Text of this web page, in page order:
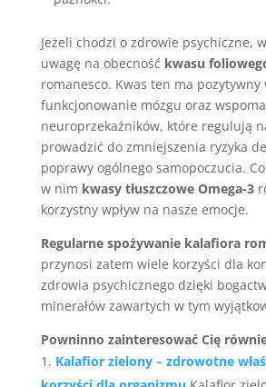
Jeżeli chodzi o zdrowie psychiczne,
uwagę na obecność kwasu
romanesco. Kwas ten ma pozytywny
funkcjonowanie mózgu oraz
neuroprzekaźników, które regulują
prowadzić do zmniejszenia ryzyka
poprawy ogólnego samopoczucia.
w nim kwasy tłuszczowe Omega-3
korzystny wpływ na nasze emocje.
Regularne spożywanie kalafiora
przynosi zatem wiele korzyści dla
zdrowia psychicznego dzięki
minerałów zawartych w tym
Powninno zainteresować Cię
Kalafior zielony – zdrowotne